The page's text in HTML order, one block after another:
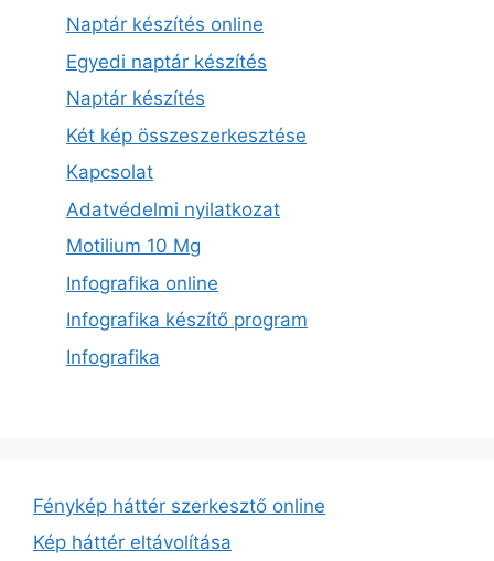
Naptár készítés online
Egyedi naptár készítés
Naptár készítés
Két kép összeszerkesztése
Kapcsolat
Adatvédelmi nyilatkozat
Motilium 10 Mg
Infografika online
Infografika készítő program
Infografika
Fénykép háttér szerkesztő online
Kép háttér eltávolítása